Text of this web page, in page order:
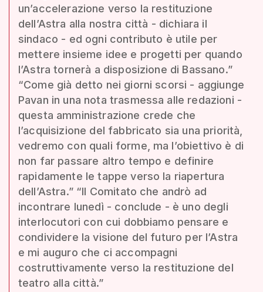
un’accelerazione verso la restituzione
dell’Astra alla nostra città - dichiara il
sindaco - ed ogni contributo è utile per
mettere insieme idee e progetti per quando
l’Astra tornerà a disposizione di Bassano.”
“Come già detto nei giorni scorsi - aggiunge
Pavan in una nota trasmessa alle redazioni -
questa amministrazione crede che
l’acquisizione del fabbricato sia una priorità,
vedremo con quali forme, ma l’obiettivo è di
non far passare altro tempo e definire
rapidamente le tappe verso la riapertura
dell’Astra.” “Il Comitato che andrò ad
incontrare lunedì - conclude - è uno degli
interlocutori con cui dobbiamo pensare e
condividere la visione del futuro per l’Astra
e mi auguro che ci accompagni
costruttivamente verso la restituzione del
teatro alla città.”